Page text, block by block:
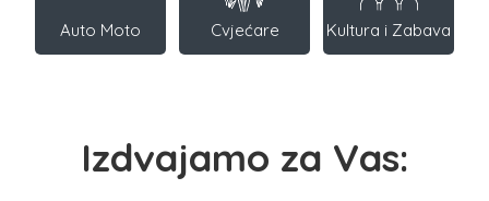
Auto Moto Cvjećare Kultura i Zabava
Izdvajamo za Vas: